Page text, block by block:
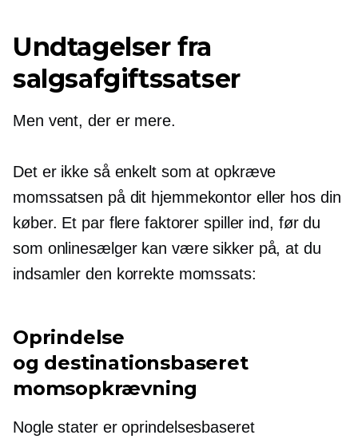
Undtagelser fra
salgsafgiftssatser
Men vent, der er mere.
Det er ikke så enkelt som at opkræve
momssatsen på dit hjemmekontor eller hos din
køber. Et par flere faktorer spiller ind, før du
som onlinesælger kan være sikker på, at du
indsamler den korrekte momssats:
Oprindelse
og destinationsbaseret
momsopkrævning
Nogle stater eroprindelsesbaseret